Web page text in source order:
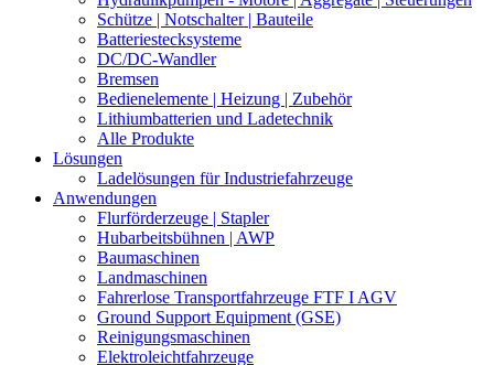
Schütze | Notschalter | Bauteile
Batteriestecksysteme
DC/DC-Wandler
Bremsen
Bedienelemente | Heizung | Zubehör
Lithiumbatterien und Ladetechnik
Alle Produkte
Lösungen
Ladelösungen für Industriefahrzeuge
Anwendungen
Flurförderzeuge | Stapler
Hubarbeitsbühnen | AWP
Baumaschinen
Landmaschinen
Fahrerlose Transportfahrzeuge FTF I AGV
Ground Support Equipment (GSE)
Reinigungsmaschinen
Elektroleichtfahrzeuge